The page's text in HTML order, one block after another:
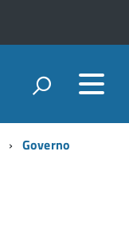
Governo